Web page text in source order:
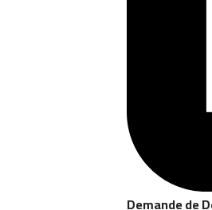
Demande de